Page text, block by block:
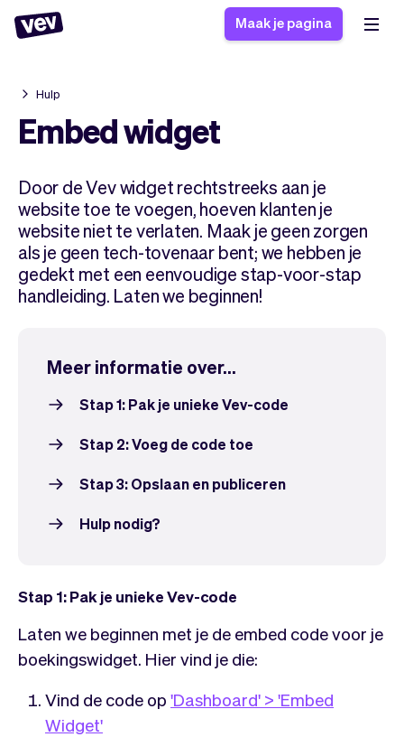
Software voor kleine
bedrijven
CRM voor MKB
Inschrijfformulier
Bestelsysteem
Boekingssysteem
Software voor
Software voor
afspraken
Verhalen
Blog
Hulp
Checkout
Nieuwste updates
Betalingen
Klanten
Team
Verkopen
Tickets
Marketing
Analytics
Stijl
Bedrijf
Vev
Automatische piloot
Overzicht
No-shows
Maak je pagina
Hulp
Embed widget
Door de Vev widget rechtstreeks aan je
website toe te voegen, hoeven klanten je
website niet te verlaten. Maak je geen zorgen
als je geen tech-tovenaar bent; we hebben je
gedekt met een eenvoudige stap-voor-stap
handleiding. Laten we beginnen!
Meer informatie over...
Stap 1: Pak je unieke Vev-code
Stap 2: Voeg de code toe
Stap 3: Opslaan en publiceren
Hulp nodig?
Stap 1: Pak je unieke Vev-code
Laten we beginnen met je de embed code voor je
boekingswidget. Hier vind je die:
Vind de code op 'Dashboard' > 'Embed
Widget'